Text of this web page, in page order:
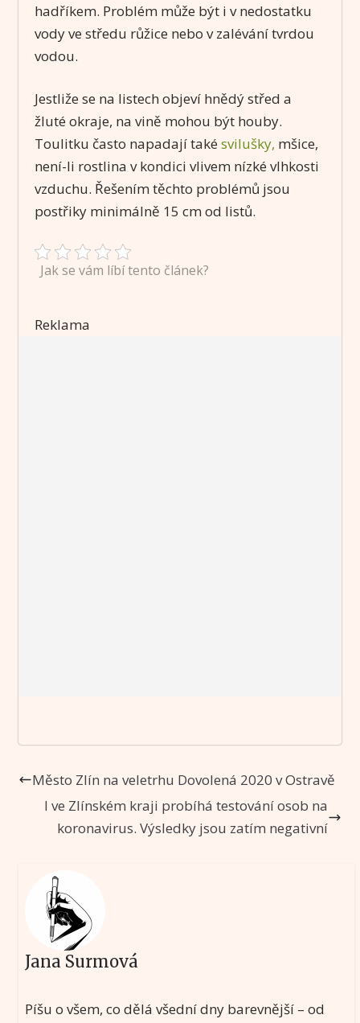
hadříkem. Problém může být i v nedostatku
vody ve středu růžice nebo v zalévání tvrdou
vodou.
Jestliže se na listech objeví hnědý střed a
žluté okraje, na vině mohou být houby.
Toulitku často napadají také svilušky, mšice,
není-li rostlina v kondici vlivem nízké vlhkosti
vzduchu. Řešením těchto problémů jsou
postřiky minimálně 15 cm od listů.
Jak se vám líbí tento článek?
Reklama
Město Zlín na veletrhu Dovolená 2020 v Ostravě
I ve Zlínském kraji probíhá testování osob na
koronavirus. Výsledky jsou zatím negativní
Jana Surmová
Píšu o všem, co dělá všední dny barevnější – od